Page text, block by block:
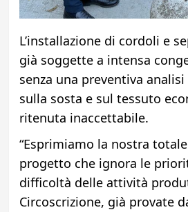
L’installazione di cordoli e
già soggette a intensa
senza una preventiva
sulla sosta e sul tessuto
ritenuta inaccettabile.
“Esprimiamo la nostra
progetto che ignora le
difficoltà delle attività
Circoscrizione, già provate